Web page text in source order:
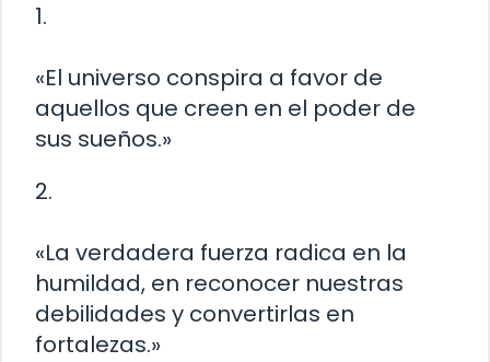
1.
«El universo conspira a favor de
aquellos que creen en el poder de
sus sueños.»
2.
«La verdadera fuerza radica en la
humildad, en reconocer nuestras
debilidades y convertirlas en
fortalezas.»